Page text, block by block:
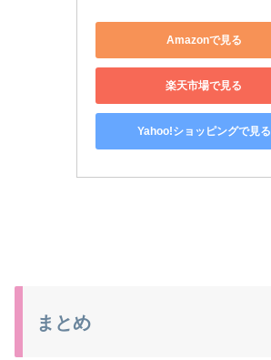
Amazonで見る
楽天市場で見る
Yahoo!ショッピングで見る
まとめ